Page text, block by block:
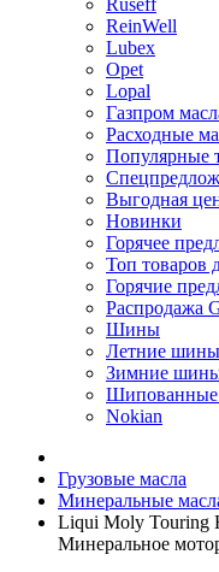
Ruseff
ReinWell
Lubex
Opet
Lopal
Газпром
Расходные
Популярные
Выгодная
Новинки
Горячее
Топ товаров
Горячие
Распродажа
Шины
Летние шины
Зимние
Nokian
Грузовые масла
Минеральные
Liqui Moly Touring
Минеральное